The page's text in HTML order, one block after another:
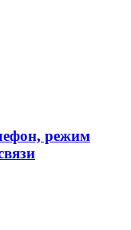
режим